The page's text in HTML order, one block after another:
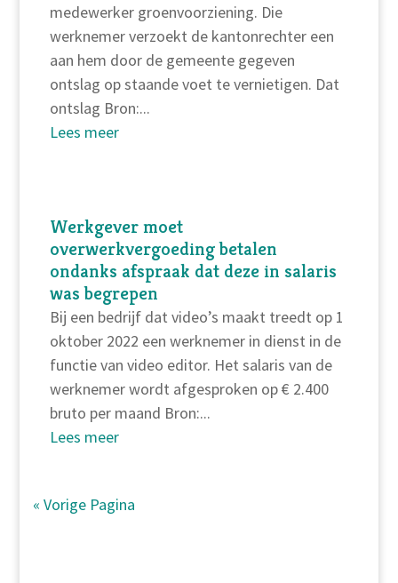
medewerker groenvoorziening. Die
werknemer verzoekt de kantonrechter een
aan hem door de gemeente gegeven
ontslag op staande voet te vernietigen. Dat
ontslag Bron:...
Lees meer
Werkgever moet
overwerkvergoeding betalen
ondanks afspraak dat deze in salaris
was begrepen
Bij een bedrijf dat video’s maakt treedt op 1
oktober 2022 een werknemer in dienst in de
functie van video editor. Het salaris van de
werknemer wordt afgesproken op € 2.400
bruto per maand Bron:...
Lees meer
« Vorige Pagina